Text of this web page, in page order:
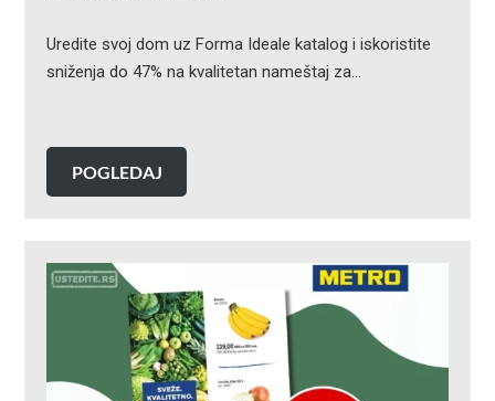
Uredite svoj dom uz Forma Ideale katalog i iskoristite
sniženja do 47% na kvalitetan nameštaj za…
POGLEDAJ